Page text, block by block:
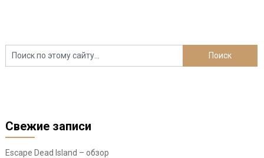
Свежие записи
Escape Dead Island – обзор